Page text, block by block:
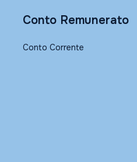
Conto Remunerato
Conto Corrente